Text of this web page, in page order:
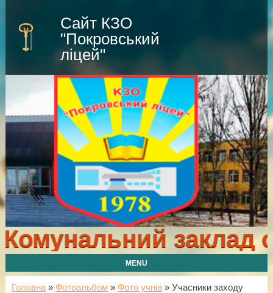
Сайт КЗО
"Покровський
ліцей"
заклад
MENU
Головна» Фотоальбом» Фото учнів» Учасники заходу